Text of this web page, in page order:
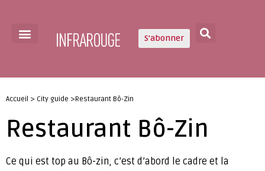
S'abonner
Accueil > City guide >Restaurant Bô-Zin
Restaurant Bô-Zin
Ce qui est top au Bô-zin, c’est d’abord le cadre et la